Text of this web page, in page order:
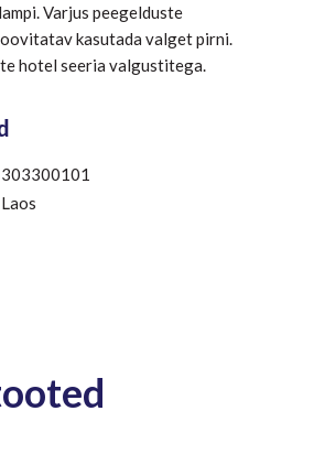
Varjus peegelduste
kasutada valget pirni.
hotel seeria valgustitega.
303300101
Laos